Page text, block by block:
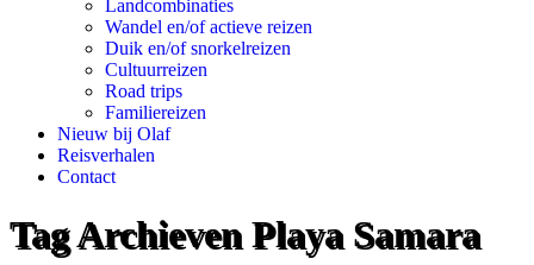
Landcombinaties
Wandel en/of actieve reizen
Duik en/of snorkelreizen
Cultuurreizen
Road trips
Familiereizen
Nieuw bij Olaf
Reisverhalen
Contact
Tag Archieven Playa Samara